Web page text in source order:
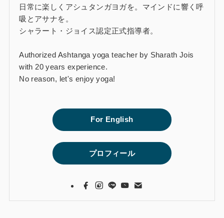
日常に楽しくアシュタンガヨガを。マインドに響く呼
吸とアサナを。
シャラート・ジョイス認定正式指導者。
Authorized Ashtanga yoga teacher by Sharath Jois
with 20 years experience.
No reason, let's enjoy yoga!
For English
プロフィール